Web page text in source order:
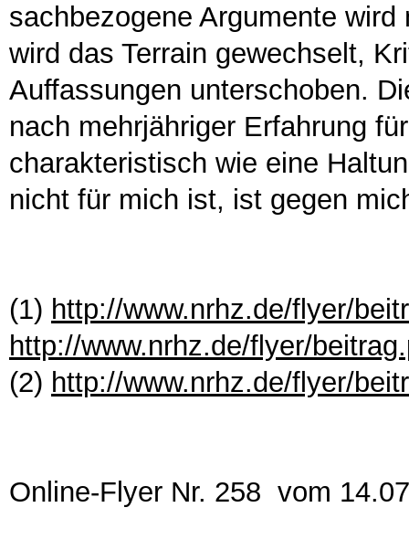
sachbezogene Argumente
wird das Terrain gewechselt,
Auffassungen unterschoben.
nach mehrjähriger Erfahrung
charakteristisch wie eine
nicht für mich ist, ist gegen
(1) http://www.nrhz.de/flyer/
http://www.nrhz.de/flyer/
(2) http://www.nrhz.de/flyer/
Online-Flyer Nr. 258 vom